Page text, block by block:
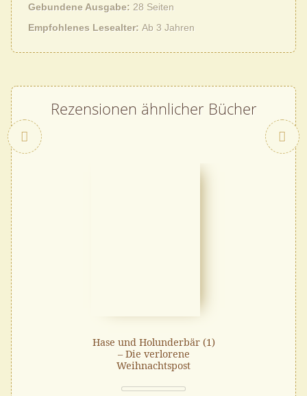
Gebundene Ausgabe
28 Seiten
Empfohlenes Lesealter Ab 3 Jahren
Rezensionen ähnlicher Bücher
Hase und Holunderbär (1)
– Die verlorene
Weihnachtspost